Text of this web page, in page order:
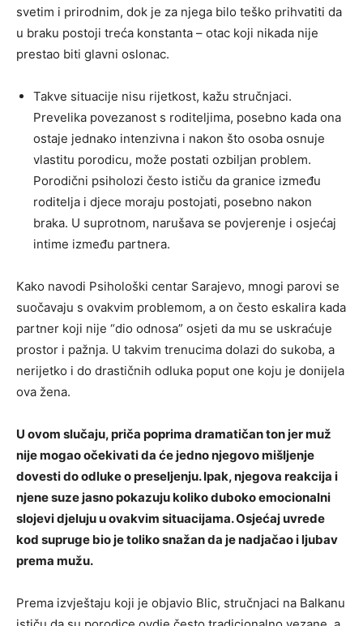
svetim i prirodnim, dok je za njega bilo teško prihvatiti da
u braku postoji treća konstanta – otac koji nikada nije
prestao biti glavni oslonac.
Takve situacije nisu rijetkost, kažu stručnjaci.
Prevelika povezanost s roditeljima, posebno kada ona
ostaje jednako intenzivna i nakon što osoba osnuje
vlastitu porodicu, može postati ozbiljan problem.
Porodični psiholozi često ističu da granice između
roditelja i djece moraju postojati, posebno nakon
braka. U suprotnom, narušava se povjerenje i osjećaj
intime između partnera.
Kako navodi Psihološki centar Sarajevo, mnogi parovi se
suočavaju s ovakvim problemom, a on često eskalira kada
partner koji nije “dio odnosa” osjeti da mu se uskraćuje
prostor i pažnja. U takvim trenucima dolazi do sukoba, a
nerijetko i do drastičnih odluka poput one koju je donijela
ova žena.
U ovom slučaju, priča poprima dramatičan ton jer muž
nije mogao očekivati da će jedno njegovo mišljenje
dovesti do odluke o preseljenju. Ipak, njegova reakcija i
njene suze jasno pokazuju koliko duboko emocionalni
slojevi djeluju u ovakvim situacijama. Osjećaj uvrede
kod supruge bio je toliko snažan da je nadjačao i ljubav
prema mužu.
Prema izvještaju koji je objavio Blic, stručnjaci na Balkanu